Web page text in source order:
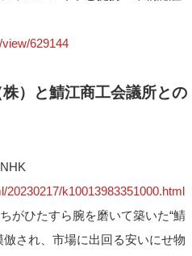
629144
）と鯖江商工会議所との
k10013983351000.html
がひたすら腕を磨いて築いた“鯖
され、市場に出回る安いにせ物